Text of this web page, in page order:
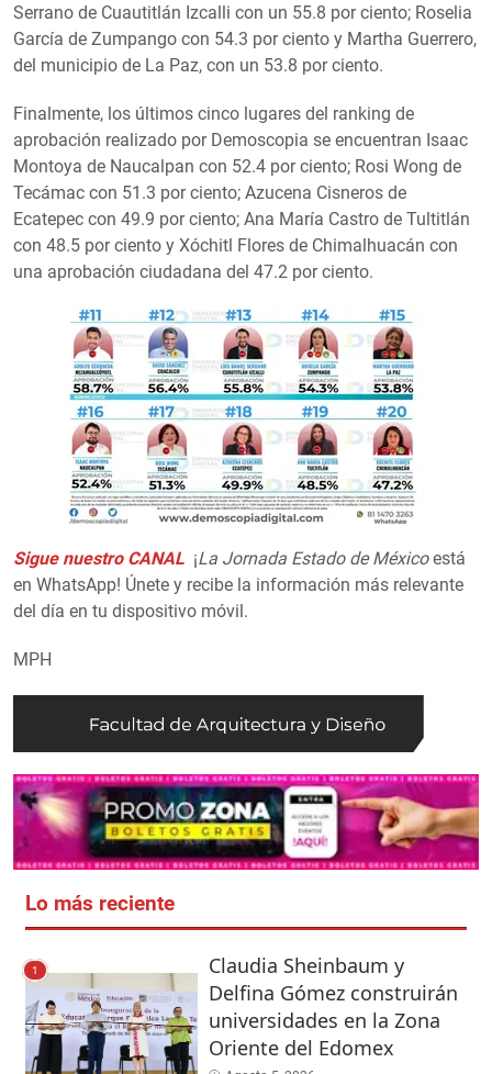
Serrano de Cuautitlán Izcalli con un 55.8 por ciento; Roselia
García de Zumpango con 54.3 por ciento y Martha Guerrero,
del municipio de La Paz, con un 53.8 por ciento.
Finalmente, los últimos cinco lugares del ranking de
aprobación realizado por Demoscopia se encuentran Isaac
Montoya de Naucalpan con 52.4 por ciento; Rosi Wong de
Tecámac con 51.3 por ciento; Azucena Cisneros de
Ecatepec con 49.9 por ciento; Ana María Castro de Tultitlán
con 48.5 por ciento y Xóchitl Flores de Chimalhuacán con
una aprobación ciudadana del 47.2 por ciento.
Sigue nuestro CANAL ¡La Jornada Estado de Méxicoestá
en WhatsApp! Únete y recibe la información más relevante
del día en tu dispositivo móvil.
MPH
Lo más reciente
1
Claudia Sheinbaum y
Delfina Gómez construirán
universidades en la Zona
Oriente del Edomex